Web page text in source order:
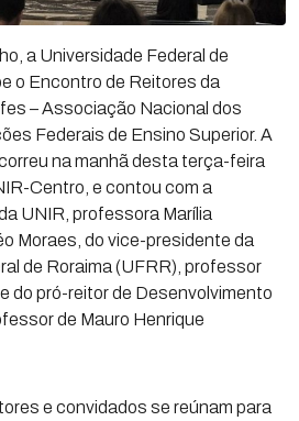
a Universidade Federal de
o Encontro de Reitores da
– Associação Nacional dos
Federais de Ensino Superior. A
na manhã desta terça-feira
Centro, e contou com a
UNIR, professora Marília
Moraes, do vice-presidente da
de Roraima (UFRR), professor
do pró-reitor de Desenvolvimento
de Mauro Henrique
e convidados se reúnam para